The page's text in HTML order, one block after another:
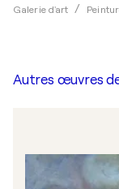
Galerie d'art
Autres œuvres